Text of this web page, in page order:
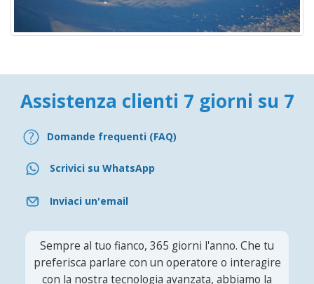
Assistenza clienti 7 giorni su 7
Domande frequenti (FAQ)
Scrivici su WhatsApp
Inviaci un'email
Sempre al tuo fianco, 365 giorni l'anno. Che tu
preferisca parlare con un operatore o interagire
con la nostra tecnologia avanzata, abbiamo la